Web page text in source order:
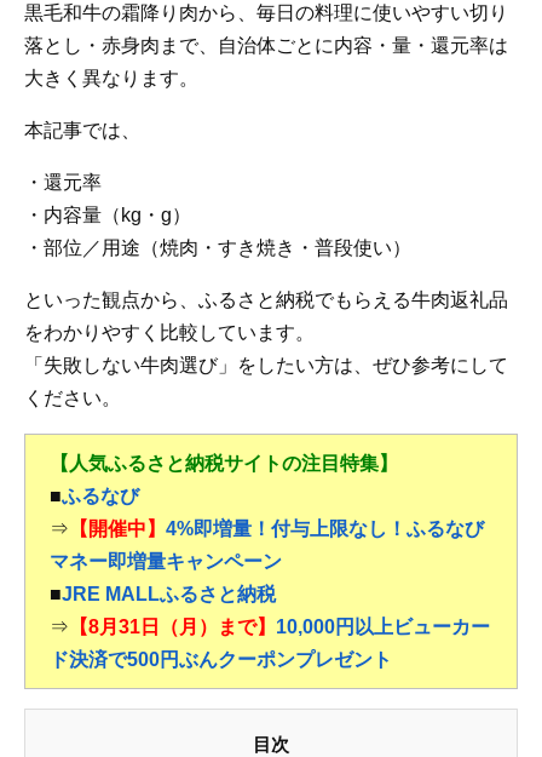
黒毛和牛の霜降り肉から、毎日の料理に使いやすい切り
落とし・赤身肉まで、自治体ごとに内容・量・還元率は
大きく異なります。
本記事では、
・還元率
・内容量（kg・g）
・部位／用途（焼肉・すき焼き・普段使い）
といった観点から、ふるさと納税でもらえる牛肉返礼品
をわかりやすく比較しています。
「失敗しない牛肉選び」をしたい方は、ぜひ参考にして
ください。
【人気ふるさと納税サイトの注目特集】
■ふるなび
⇒ 【開催中】 4%即増量！付与上限なし！ふるなび
マネー即増量キャンペーン
■JRE MALLふるさと納税
⇒ 【8月31日（月）まで】 10,000円以上ビューカー
ド決済で500円ぶんクーポンプレゼント
目次